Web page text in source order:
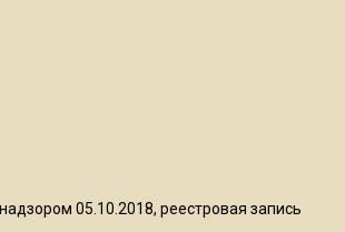
Роман Терюшков назвал
05.10.2018, реестровая запись